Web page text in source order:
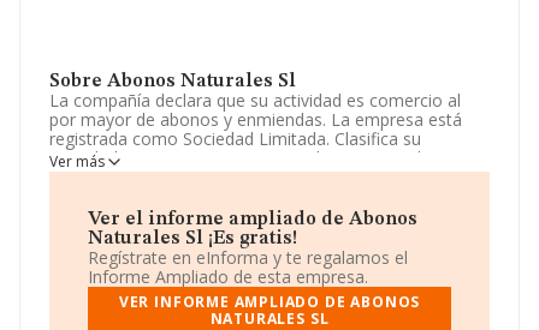
Sobre Abonos Naturales Sl
La compañía declara que su actividad es comercio al
por mayor de abonos y enmiendas. La empresa está
registrada como Sociedad Limitada. Clasifica su
actividad CNAE como 'Comercio al por mayor de
cereales, tabaco en rama, simientes y alimentos para
en mercados exteriores.
En el último año el número de empleados ha
permanecido igual y teniendo en cuenta la información
a disposición de INFORMA, ha contado con un número
de empleados inferior a la media de sector.
Ver más
Ver el informe ampliado de Abonos
Naturales Sl ¡Es gratis!
Regístrate en eInforma y te regalamos el
Informe Ampliado de esta empresa.
VER INFORME AMPLIADO DE ABONOS
NATURALES SL